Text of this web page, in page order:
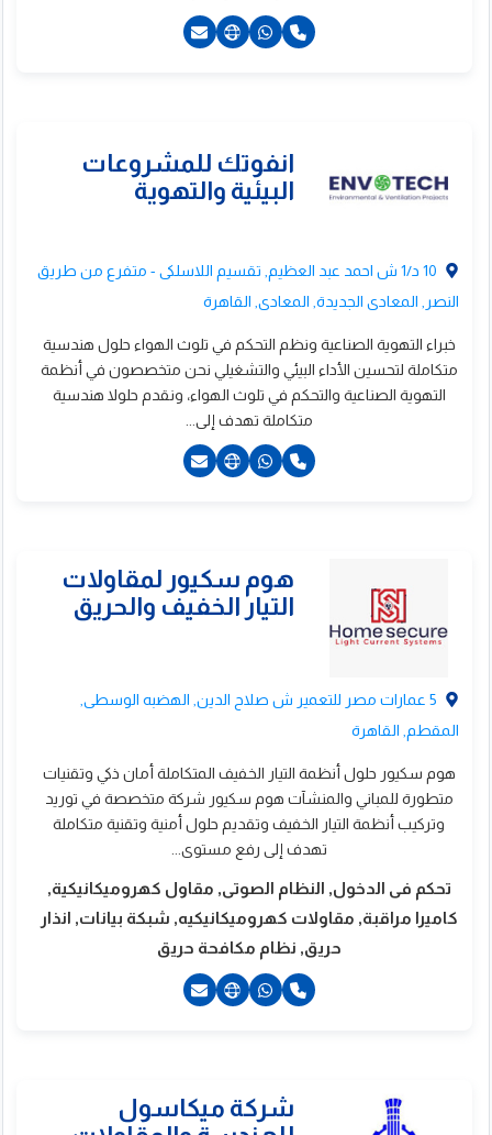
اليكتريك
10 د/1 ش احمد عبد العظيم, تقسيم اللاسلكى - متفرع من طريق
النصر, المعادى الجديدة, المعادى, القاهرة
خبراء التهوية الصناعية ونظم التحكم في تلوث الهواء حلول هندسية
متكاملة لتحسين الأداء البيئي والتشغيلي نحن متخصصون في أنظمة
التهوية الصناعية والتحكم في تلوث الهواء، ونقدم حلولا هندسية
متكاملة تهدف إلى...
5 عمارات مصر للتعمير ش صلاح الدين, الهضبه الوسطى,
المقطم, القاهرة
هوم سكيور حلول أنظمة التيار الخفيف المتكاملة أمان ذكي وتقنيات
متطورة للمباني والمنشآت هوم سكيور شركة متخصصة في توريد
وتركيب أنظمة التيار الخفيف وتقديم حلول أمنية وتقنية متكاملة
تهدف إلى رفع مستوى...
تحكم فى الدخول, النظام الصوتى, مقاول كهروميكانيكية,
كاميرا مراقبة, مقاولات كهروميكانيكيه, شبكة بيانات, انذار
حريق, نظام مكافحة حريق